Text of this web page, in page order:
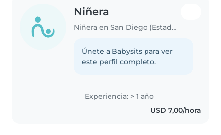
Niñera
Niñera en San Diego (Estado Carabobo)
Únete a Babysits para ver
este perfil completo.
Experiencia: > 1 año
USD 7,00/hora